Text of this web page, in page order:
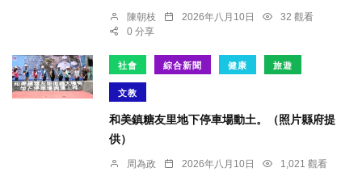
陳朝枝 2026年八月10日
32 觀看
0 分享
社會 綜合新聞 健康 旅遊
文教
和美鎮糖友里地下停車場動土。（照片縣府提
供）
周為政 2026年八月10日
1,021 觀看